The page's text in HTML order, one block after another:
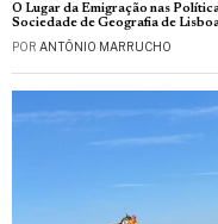
O Lugar da Emigração nas
Sociedade de Geografia de
POR ANTÓNIO MARRUCHO